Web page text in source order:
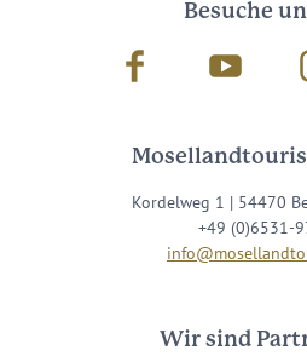
Besuche
Facebook Youtube
Kordelweg 1 | 54470
+49 (0)6531-
Wir sind